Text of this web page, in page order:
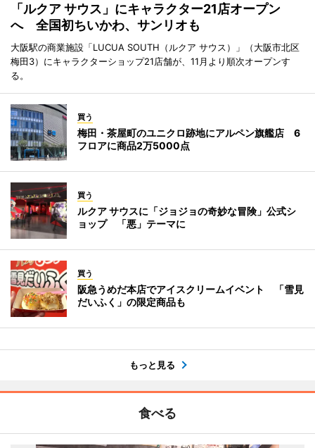
「ルクア サウス」にキャラクター21店オープン
へ 全国初ちいかわ、サンリオも
大阪駅の商業施設「LUCUA SOUTH（ルクア サウス）」（大阪市北区
梅田3）にキャラクターショップ21店舗が、11月より順次オープンす
る。
買う
梅田・茶屋町のユニクロ跡地にアルペン旗艦店 6
フロアに商品2万5000点
買う
ルクア サウスに「ジョジョの奇妙な冒険」公式シ
ョップ 「悪」テーマに
買う
阪急うめだ本店でアイスクリームイベント 「雪見
だいふく」の限定商品も
もっと見る
食べる